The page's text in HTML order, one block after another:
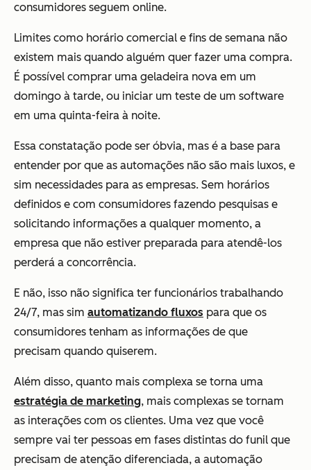
consumidores seguem online.
Limites como horário comercial e fins de semana não
existem mais quando alguém quer fazer uma compra.
É possível comprar uma geladeira nova em um
domingo à tarde, ou iniciar um teste de um software
em uma quinta-feira à noite.
Essa constatação pode ser óbvia, mas é a base para
entender por que as automações não são mais luxos, e
sim necessidades para as empresas. Sem horários
definidos e com consumidores fazendo pesquisas e
solicitando informações a qualquer momento, a
empresa que não estiver preparada para atendê-los
perderá a concorrência.
E não, isso não significa ter funcionários trabalhando
24/7, mas sim automatizando fluxos para que os
consumidores tenham as informações de que
precisam quando quiserem.
Além disso, quanto mais complexa se torna uma
estratégia de marketing, mais complexas se tornam
as interações com os clientes. Uma vez que você
sempre vai ter pessoas em fases distintas do funil que
precisam de atenção diferenciada, a automação